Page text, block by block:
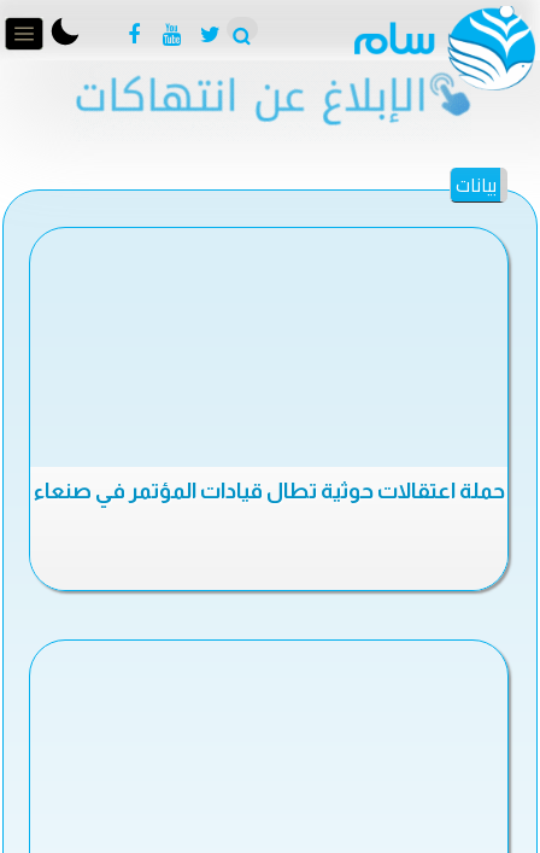
بيانات
حملة اعتقالات حوثية تطال قيادات المؤتمر في صنعاء